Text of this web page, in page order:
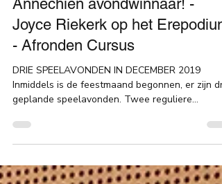
AVONDUITSLAG
Speelavond 27 november -
Annechien avondwinnaar! -
Joyce Riekerk op het
geplande speelavonden. Twee reguliere
speelavonden...